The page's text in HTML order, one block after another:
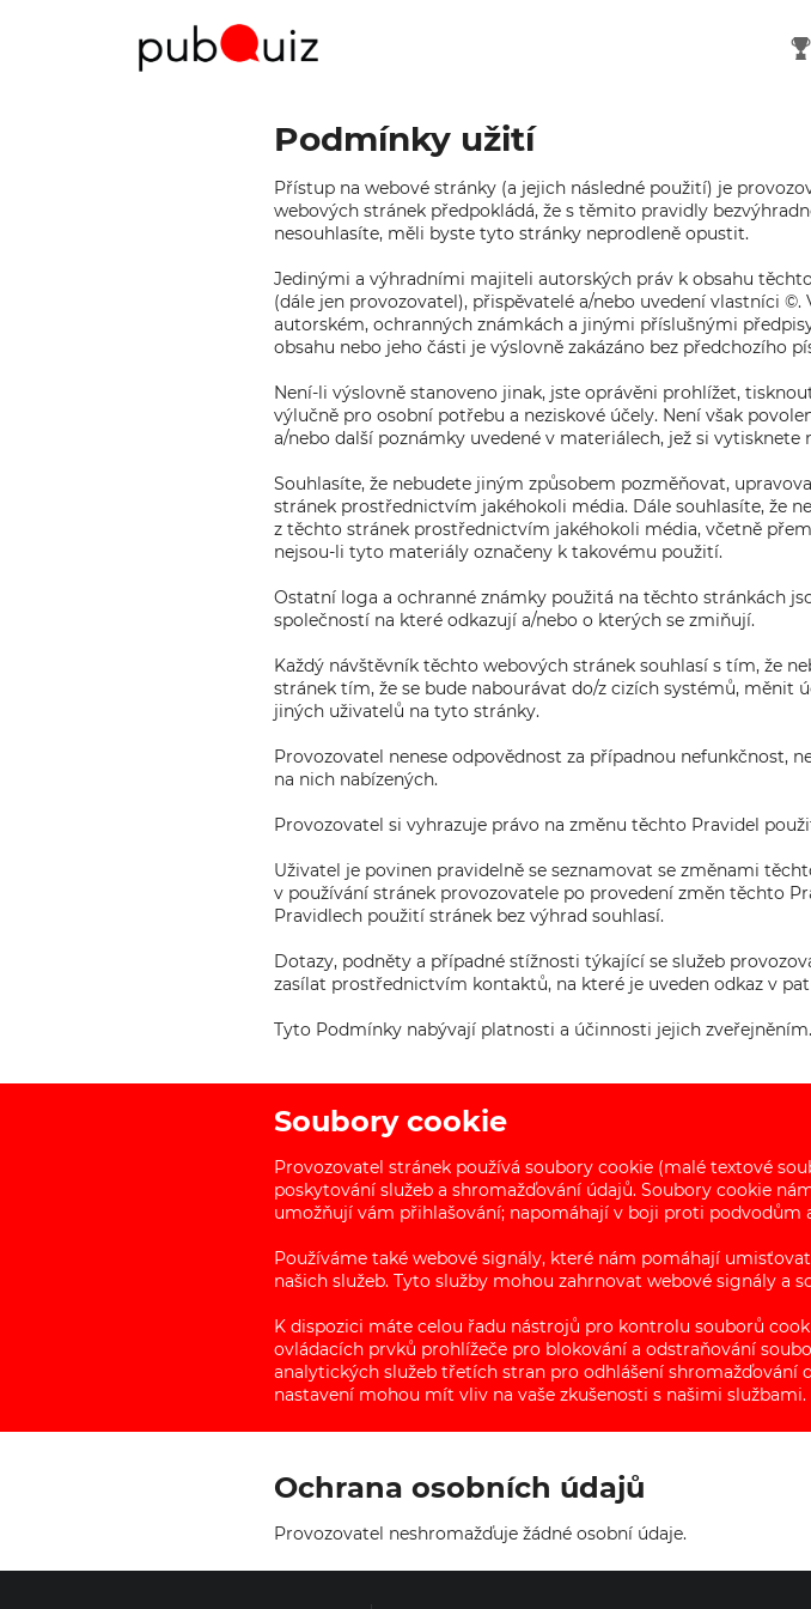
Podmínky užití
Přístup na webové stránky (a jejich následné použití) je
webových stránek předpokládá, že s těmito pravidly
nesouhlasíte, měli byste tyto stránky neprodleně opustit.
Jedinými a výhradními majiteli autorských práv k obsahu
(dále jen provozovatel), přispěvatelé a/nebo uvedení vlastníci
autorském, ochranných známkách a jinými příslušnými
obsahu nebo jeho části je výslovně zakázáno bez předchozího
Není-li výslovně stanoveno jinak, jste oprávěni prohlížet,
výlučně pro osobní potřebu a neziskové účely. Není však
a/nebo další poznámky uvedené v materiálech, jež si vytisknete
Souhlasíte, že nebudete jiným způsobem pozměňovat,
stránek prostřednictvím jakéhokoli média. Dále souhlasíte, že
z těchto stránek prostřednictvím jakéhokoli média, včetně
nejsou-li tyto materiály označeny k takovému použití.
Ostatní loga a ochranné známky použitá na těchto stránkách
společností na které odkazují a/nebo o kterých se zmiňují.
Každý návštěvník těchto webových stránek souhlasí s tím, že
stránek tím, že se bude nabourávat do/z cizích systémů,
jiných uživatelů na tyto stránky.
Provozovatel nenese odpovědnost za případnou nefunkčnost,
na nich nabízených.
Provozovatel si vyhrazuje právo na změnu těchto Pravidel
Uživatel je povinen pravidelně se seznamovat se změnami
v používání stránek provozovatele po provedení změn těchto
Pravidlech použití stránek bez výhrad souhlasí.
Dotazy, podněty a případné stížnosti týkající se služeb
zasílat prostřednictvím kontaktů, na které je uveden odkaz v
Tyto Podmínky nabývají platnosti a účinnosti jejich zveřejněním.
Soubory cookie
Provozovatel stránek používá soubory cookie (malé textové
poskytování služeb a shromažďování údajů. Soubory cookie
umožňují vám přihlašování; napomáhají v boji proti podvodům
Používáme také webové signály, které nám pomáhají
našich služeb. Tyto služby mohou zahrnovat webové signály a
K dispozici máte celou řadu nástrojů pro kontrolu souborů
ovládacích prvků prohlížeče pro blokování a odstraňování
analytických služeb třetích stran pro odhlášení
nastavení mohou mít vliv na vaše zkušenosti s našimi službami.
Ochrana osobních údajů
Provozovatel neshromažďuje žádné osobní údaje.